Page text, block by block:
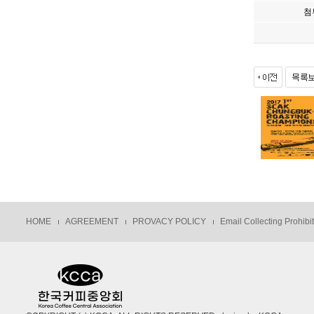
첨
HOME AGREEMENT PROVACY POLICY Email Collecting